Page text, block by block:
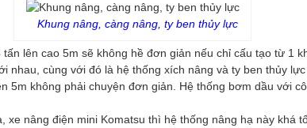
Khung nâng, càng nâng, ty ben thủy lực
lên cao 5m sẽ không hề đơn giản nếu chỉ cấu tạo từ 1
nhau, cùng với đó là hệ thống xích nâng và ty ben thủy lực
5m không phải chuyện đơn giản. Hệ thống bơm dầu với
xe nâng điện mini Komatsu thì hệ thống nâng hạ này khá